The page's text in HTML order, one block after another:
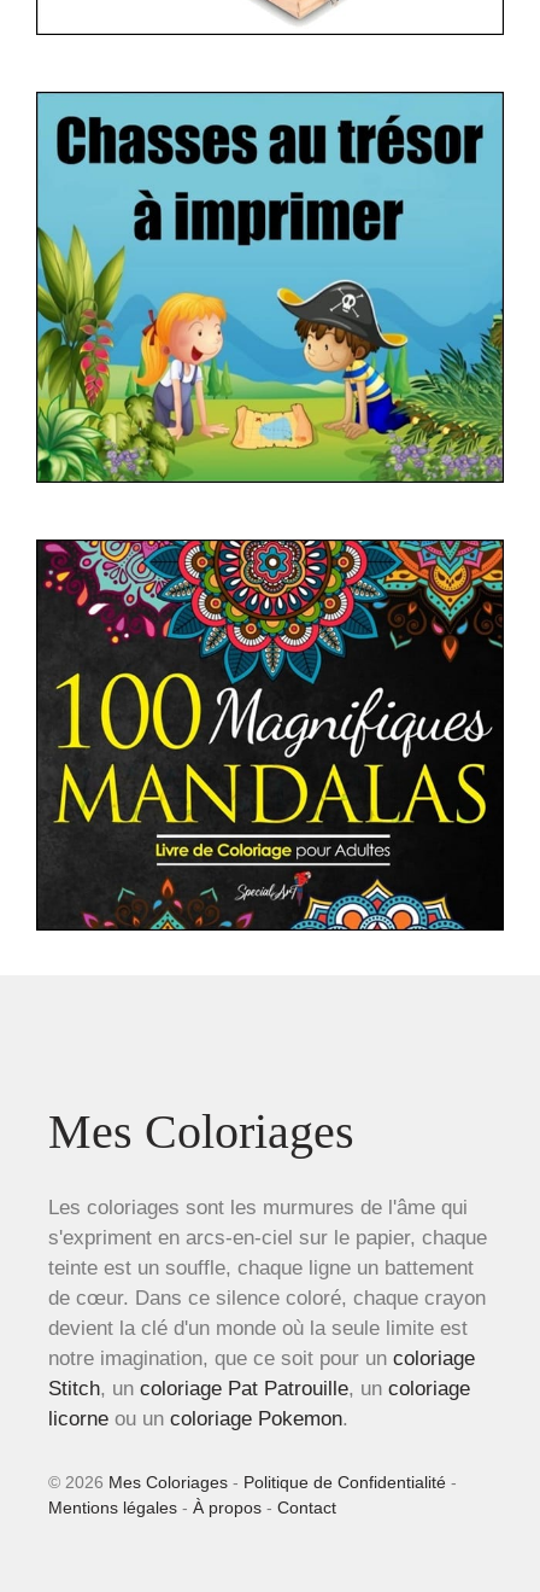
Mes Coloriages
Les coloriages sont les murmures de l'âme qui
s'expriment en arcs-en-ciel sur le papier, chaque
teinte est un souffle, chaque ligne un battement
de cœur. Dans ce silence coloré, chaque crayon
devient la clé d'un monde où la seule limite est
notre imagination, que ce soit pour un coloriage
Stitch, un coloriage Pat Patrouille, un coloriage
licorne ou un coloriage Pokemon.
© 2026 Mes Coloriages - Politique de Confidentialité -
Mentions légales - À propos - Contact